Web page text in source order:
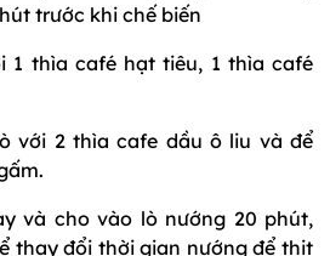
trước khi chế biến
1 thìa café hạt tiêu, 1 thìa café
với 2 thìa cafe dầu ô liu và để
và cho vào lò nướng 20 phút,
thay đổi thời gian nướng để thịt